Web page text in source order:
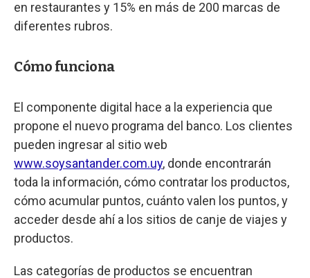
en restaurantes y 15% en más de 200 marcas de
diferentes rubros.
Cómo funciona
El componente digital hace a la experiencia que
propone el nuevo programa del banco. Los clientes
pueden ingresar al sitio web
www.soysantander.com.uy, donde encontrarán
toda la información, cómo contratar los productos,
cómo acumular puntos, cuánto valen los puntos, y
acceder desde ahí a los sitios de canje de viajes y
productos.
Las categorías de productos se encuentran